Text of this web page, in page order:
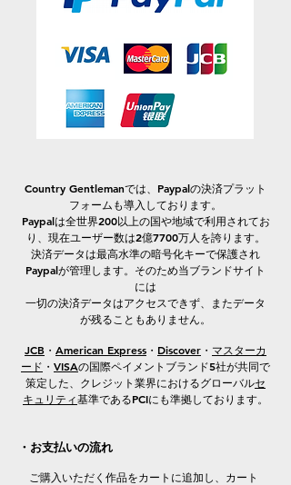
Country Gentlemanでは、Paypalの決済プラット
フォームも導入しております。
Paypalは全世界200以上の国や地域で利用されてお
り、現在ユーザー数は2億7700万人を誇ります。
決済データは最高水準の暗号化キーで保護され
Paypalが管理します。そのため当ブランドサイト
には
一切の決済データはアクセスできず、またデータ
が残ることもありません。
JCB ・ American Express ・ Discover ・ マスターカ
ード ・ VISAの国際ペイメントブランド5社が共同で
策定した、クレジット業界におけるグローバルセ
キュリティ基準であるPCIにも準拠しております。
・お支払いの流れ
ご購入いただく作品をカートに追加し、カート